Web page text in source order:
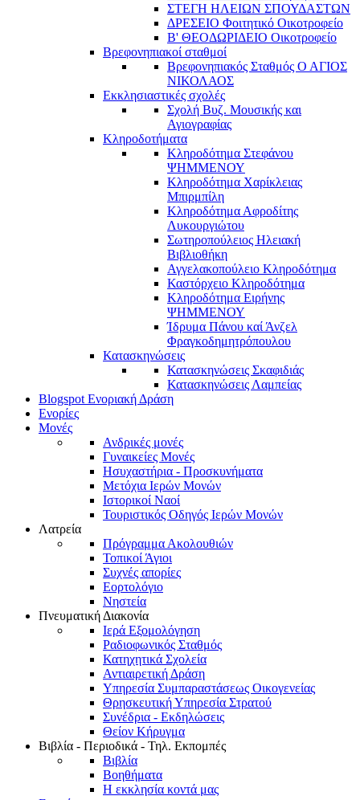
ΣΤΕΓΗ ΗΛΕΙΩΝ ΣΠΟΥΔΑΣΤΩΝ
ΔΡΕΣΕΙΟ Φοιτητικό Οικοτροφείο
Β' ΘΕΟΔΩΡΙΔΕΙΟ Οικοτροφείο
Βρεφονηπιακοί σταθμοί
Βρεφονηπιακός Σταθμός Ο ΑΓΙΟΣ
ΝΙΚΟΛΑΟΣ
Εκκλησιαστικές σχολές
Σχολή Βυζ. Μουσικής και
Αγιογραφίας
Κληροδοτήματα
Κληροδότημα Στεφάνου
ΨΗΜΜΕΝΟΥ
Κληροδότημα Χαρίκλειας
Μπιρμπίλη
Κληροδότημα Αφροδίτης
Λυκουργιώτου
Σωτηροπούλειος Ηλειακή
Βιβλιοθήκη
Αγγελακοπούλειο Κληροδότημα
Καστόρχειο Κληροδότημα
Κληροδότημα Ειρήνης
ΨΗΜΜΕΝΟΥ
Ίδρυμα Πάνου καί Άνζελ
Φραγκοδημητρόπουλου
Κατασκηνώσεις
Κατασκηνώσεις Σκαφιδιάς
Κατασκηνώσεις Λαμπείας
Blogspot Ενοριακή Δράση
Ενορίες
Μονές
Ανδρικές μονές
Γυναικείες Μονές
Ησυχαστήρια - Προσκυνήματα
Μετόχια Ιερών Μονών
Ιστορικοί Ναοί
Τουριστικός Οδηγός Ιερών Μονών
Λατρεία
Πρόγραμμα Ακολουθιών
Τοπικοί Άγιοι
Συχνές απορίες
Εορτολόγιο
Νηστεία
Πνευματική Διακονία
Ιερά Εξομολόγηση
Ραδιοφωνικός Σταθμός
Κατηχητικά Σχολεία
Αντιαιρετική Δράση
Υπηρεσία Συμπαραστάσεως Οικογενείας
Θρησκευτική Υπηρεσία Στρατού
Συνέδρια - Εκδηλώσεις
Θείον Κήρυγμα
Βιβλία - Περιοδικά - Τηλ. Εκπομπές
Βιβλία
Βοηθήματα
Η εκκλησία κοντά μας